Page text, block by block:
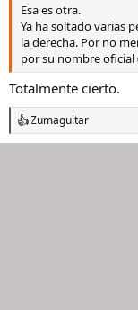
Esa es otra.
Ya ha soltado varias
la derecha. Por no
por su nombre oficial
Totalmente cierto.
R
e
Zumaguitar